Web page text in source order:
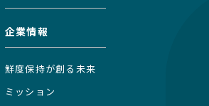
企業情報
鮮度保持が創る未来
ミッション